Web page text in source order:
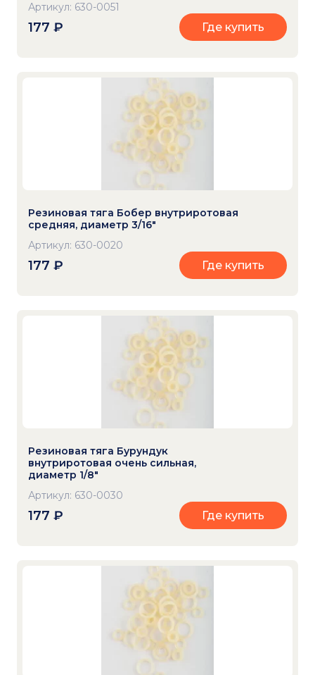
Артикул: 630-0051
177 ₽ Где купить
Резиновая тяга Бобер внутриротовая
средняя, диаметр 3/16"
Артикул: 630-0020
177 ₽ Где купить
Резиновая тяга Бурундук
внутриротовая очень сильная,
диаметр 1/8"
Артикул: 630-0030
177 ₽ Где купить